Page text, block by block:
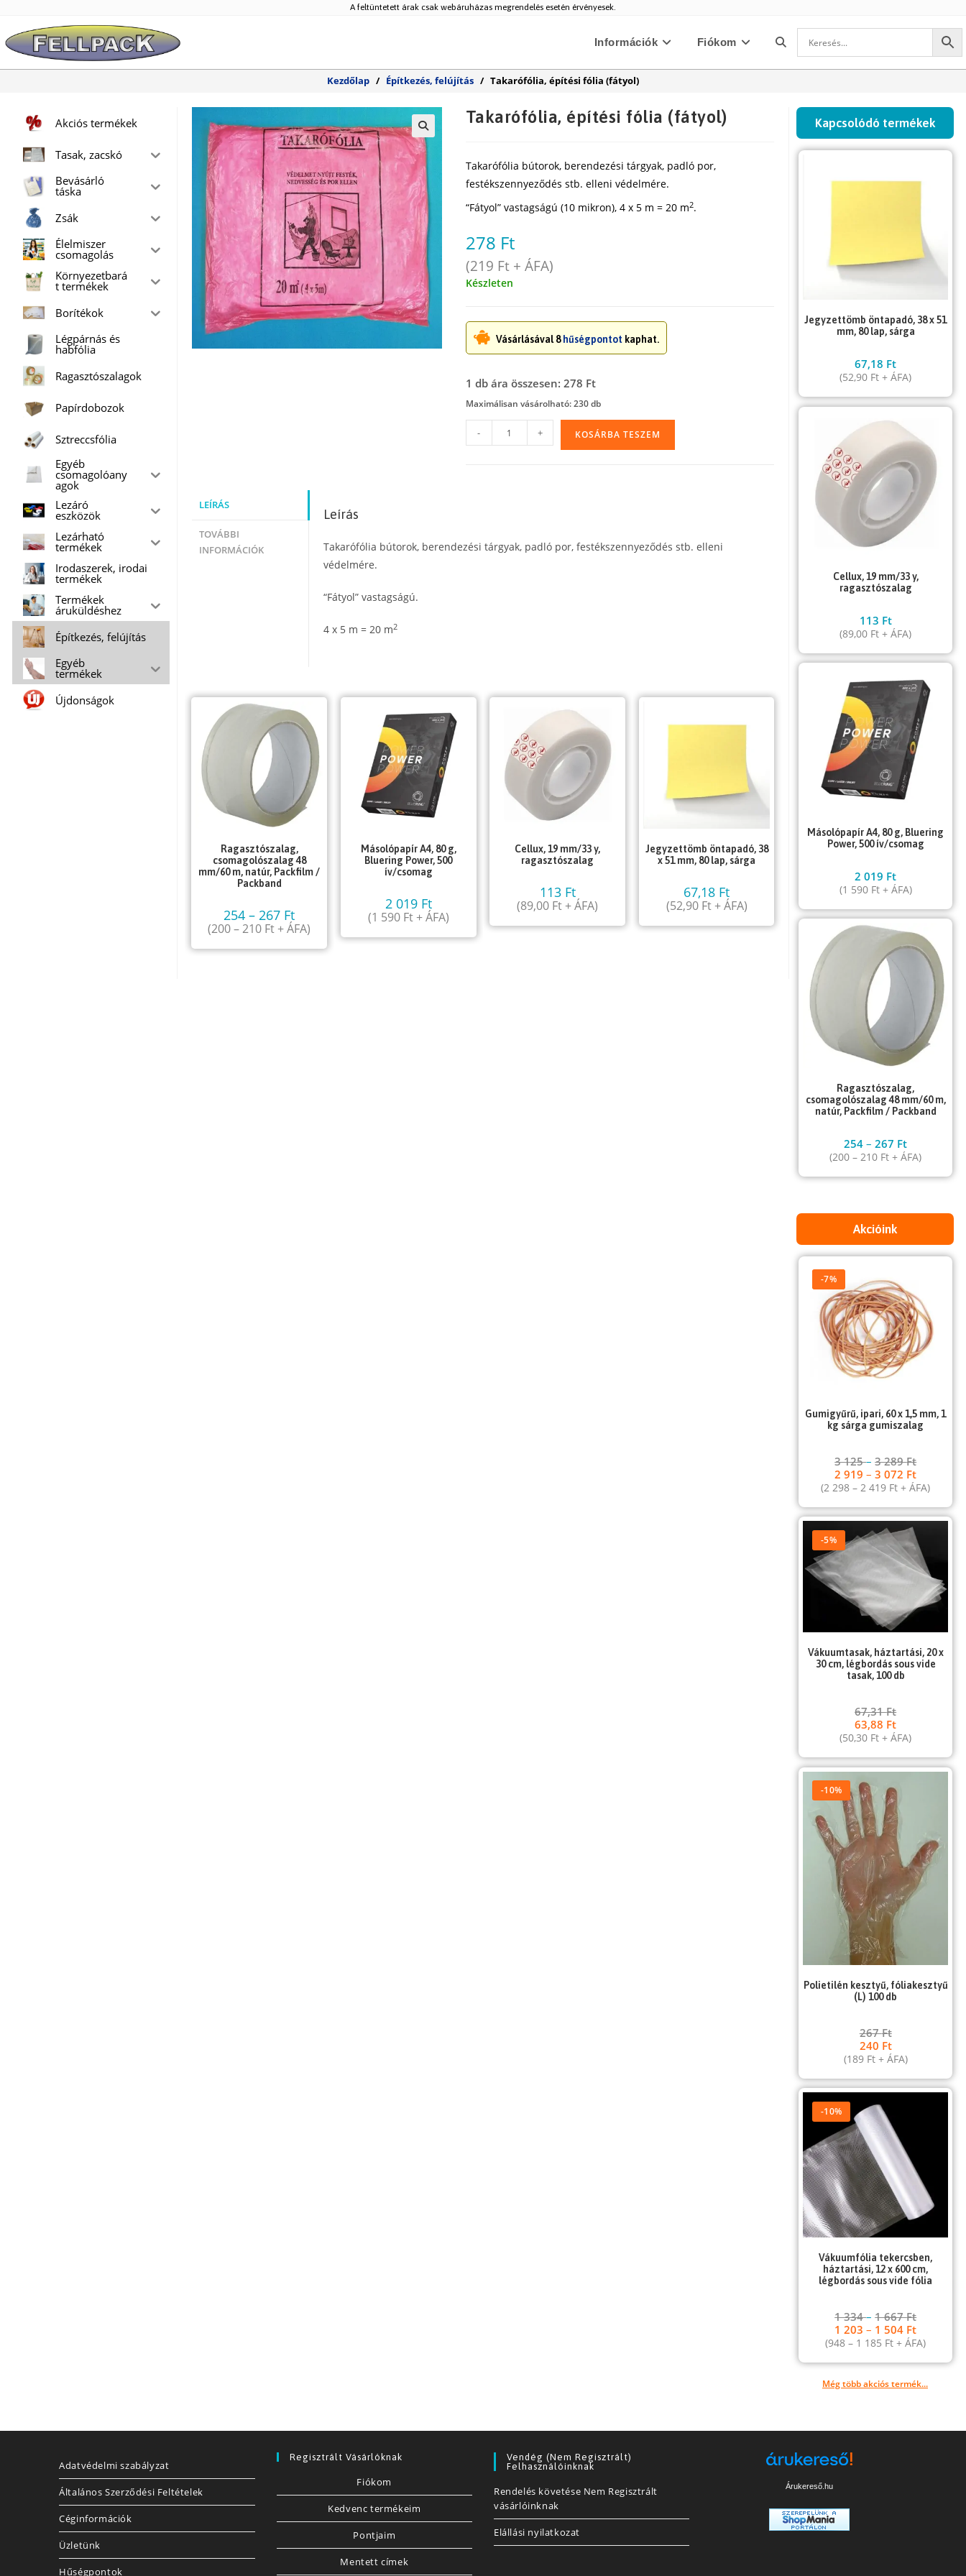
content
A feltüntetett árak csak webáruházas megrendelés esetén érvényesek.
Információk Fiókom Toggle
search
Kezdőlap / Építkezés, felújítás / Takarófólia, építési fólia (fátyol)
🔍
Takarófólia, építési fólia (fátyol)
Takarófólia bútorok, berendezési tárgyak, padló por,
festékszennyeződés stb. elleni védelmére.
“Fátyol” vastagságú (10 mikron), 4 x 5 m = 20 m2.
278 Ft
(219 Ft+ ÁFA)
Készleten
Vásárlásával 8 hűségpontotkaphat.
1 db ára összesen: 278 Ft
Maximálisan vásárolható: 230 db
Takarófólia,
építési
- + KOSÁRBA TESZEM
LEÍRÁS
TOVÁBBI
INFORMÁCIÓK
Leírás
Takarófólia bútorok, berendezési tárgyak, padló por, festékszennyeződés stb. elleni
védelmére.
“Fátyol” vastagságú.
4 x 5 m = 20 m2
Ragasztószalag,
csomagolószalag 48
mm/60 m, natúr, Packfilm /
Packband
254–267 Ft
(200–210 Ft+ ÁFA)
Másolópapír A4, 80 g,
Bluering Power, 500
ív/csomag
2 019 Ft
(1 590 Ft+ ÁFA)
Cellux, 19 mm/33 y,
ragasztószalag
113 Ft
(89,00 Ft+ ÁFA)
Jegyzettömb öntapadó, 38
x 51 mm, 80 lap, sárga
67,18 Ft
(52,90 Ft+ ÁFA)
Akciós termékek
Tasak, zacskó
Bevásárló
táska
Zsák
Élelmiszer
csomagolás
Környezetbará
t termékek
Borítékok
Légpárnás és
habfólia
Ragasztószalagok
Papírdobozok
Sztreccsfólia
Egyéb
csomagolóany
agok
Lezáró
eszközök
Lezárható
termékek
Irodaszerek, irodai
termékek
Termékek
áruküldéshez
Építkezés, felújítás
Egyéb
termékek
Újdonságok
Kapcsolódó termékek
Jegyzettömb öntapadó, 38 x 51
mm, 80 lap, sárga
67,18 Ft
(52,90 Ft + ÁFA)
Cellux, 19 mm/33 y,
ragasztószalag
113 Ft
(89,00 Ft + ÁFA)
Másolópapír A4, 80 g, Bluering
Power, 500 ív/csomag
2 019 Ft
(1 590 Ft+ ÁFA)
Ragasztószalag,
csomagolószalag 48 mm/60 m,
natúr, Packfilm / Packband
254–267 Ft
(200–210 Ft + ÁFA)
Akcióink
-7%
Gumigyűrű, ipari, 60 x 1,5 mm, 1
kg sárga gumiszalag
3 125–3 289Ft
2 919–3 072 Ft
(2 298–2 419 Ft + ÁFA)
-5%
Vákuumtasak, háztartási, 20 x
30 cm, légbordás sous vide
tasak, 100 db
67,31Ft
63,88 Ft
(50,30 Ft + ÁFA)
-10%
Polietilén kesztyű, fóliakesztyű
(L) 100 db
267Ft
240 Ft
(189 Ft+ ÁFA)
-10%
Vákuumfólia tekercsben,
háztartási, 12 x 600 cm,
légbordás sous vide fólia
1 334–1 667Ft
1 203– 1 504 Ft
(948– 1 185 Ft + ÁFA)
Még több akciós termék...
Adatvédelmi szabályzat
Általános Szerződési Feltételek
Céginformációk
Üzletünk
Hűségpontok
Regisztrált Vásárlóknak
Fiókom
Kedvenc termékeim
Pontjaim
Mentett címek
Vendég (nem Regisztrált)
Felhasználóinknak
Rendelés követése Nem Regisztrált
vásárlóinknak
Elállási nyilatkozat
Árukereső.hu